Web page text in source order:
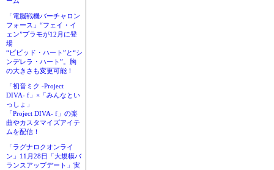
「電脳戦機バーチャロン
フォース」“フェイ・イ
ェン”プラモが12月に登
場
“ビビッド・ハート”と“シ
ンデレラ・ハート”。胸
の大きさも変更可能！
「初音ミク -Project
DIVA- f」×「みんなとい
っしょ」
「Project DIVA- f」の楽
曲やカスタマイズアイテ
ムを配信！
「ラグナロクオンライ
ン」11月28日「大規模バ
ランスアップデート」実